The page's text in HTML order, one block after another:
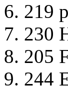
219
230
205
244